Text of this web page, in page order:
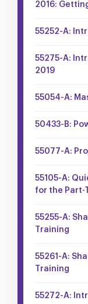
2016:
55252-A:
55275-A:
2019
55054-A:
50433-B:
55077-A:
55105-A:
for the Part-
55255-A:
Training
55261-A:
Training
55272-A: